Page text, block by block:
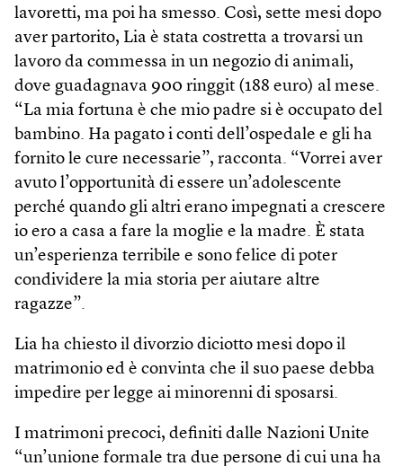
lavoretti, ma poi ha smesso. Così, sette mesi dopo
aver partorito, Lia è stata costretta a trovarsi un
lavoro da commessa in un negozio di animali,
dove guadagnava 900 ringgit (188 euro) al mese.
“La mia fortuna è che mio padre si è occupato del
bambino. Ha pagato i conti dell’ospedale e gli ha
fornito le cure necessarie”, racconta. “Vorrei aver
avuto l’opportunità di essere un’adolescente
perché quando gli altri erano impegnati a crescere
io ero a casa a fare la moglie e la madre. È stata
un’esperienza terribile e sono felice di poter
condividere la mia storia per aiutare altre
ragazze”.
Lia ha chiesto il divorzio diciotto mesi dopo il
matrimonio ed è convinta che il suo paese debba
impedire per legge ai minorenni di sposarsi.
I matrimoni precoci, definiti dalle Nazioni Unite
“un’unione formale tra due persone di cui una ha